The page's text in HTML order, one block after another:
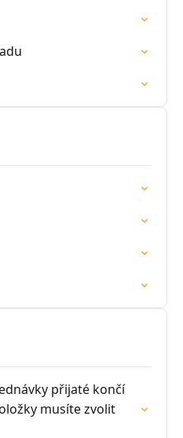
přijaté končí
musíte zvolit